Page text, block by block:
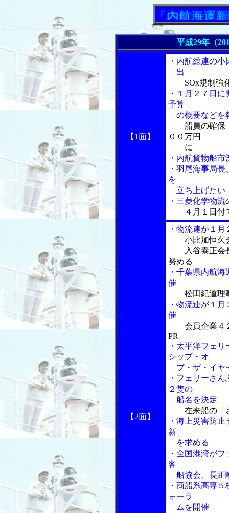
「内航海運新聞」
平成29年（
【1面】
・内航総連の
出
SOx規制強
・１月２７日
予算
の概要などを
船員の確保
００万円
に
・内航貨物船
・羽尾海事局
を
立ち上げたい
・三菱化学物
４月１日付
【2面】
・物流連が１
小比加恒久
入谷泰正会長
努める
・千葉県内航
催
松田紀道理
・物流連が１
催
会員企業４
PR
・太平洋フェ
シップ・オ
ブ・ザ・イヤ
・フェリーさ
２隻の
船名を決定
在来船の「
・海上災害防
新
を求める
・全国港湾が
客
船協会、長距
・商船系高専
ォーラ
ムを開催